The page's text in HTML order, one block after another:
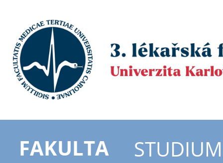
FAKULTA
STUDIUM